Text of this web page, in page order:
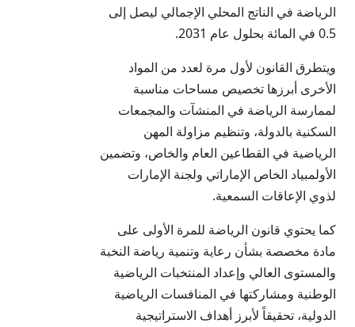
الرياضة في الناتج المحلي الإجمالي ليصل إلى
0.5 في المائة بحلول عام 2031.
ويتطرق القانون لأول مرة لعدد من المواد
الأخرى أبرزها تخصيص مساحات مناسبة
لممارسة الرياضة في المنشآت والمجمعات
السكنية بالدولة، وتنظيم مزاولة المهن
الرياضية في القطاعين العام والخاص، وتضمين
الأولمبياد الخاص الإماراتي ولجنة الإمارات
لذوي الإعاقات السمعية.
كما يحتوي قانون الرياضة للمرة الأولى على
مادة مخصصة بشأن رعاية وتنمية رياضة النخبة
والمستوى العالي وإعداد المنتخبات الرياضية
الوطنية ومشاركتها في المنافسات الرياضية
الدولية، تحقيقاً لأبرز أهداف الاستراتيجية